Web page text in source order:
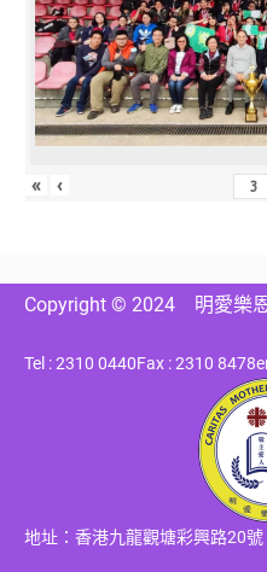
« ‹
Copyright © 2024 明愛樂
Tel : 2310 0440Fax : 2310 8478
地址：香港九龍觀塘彩興路20號